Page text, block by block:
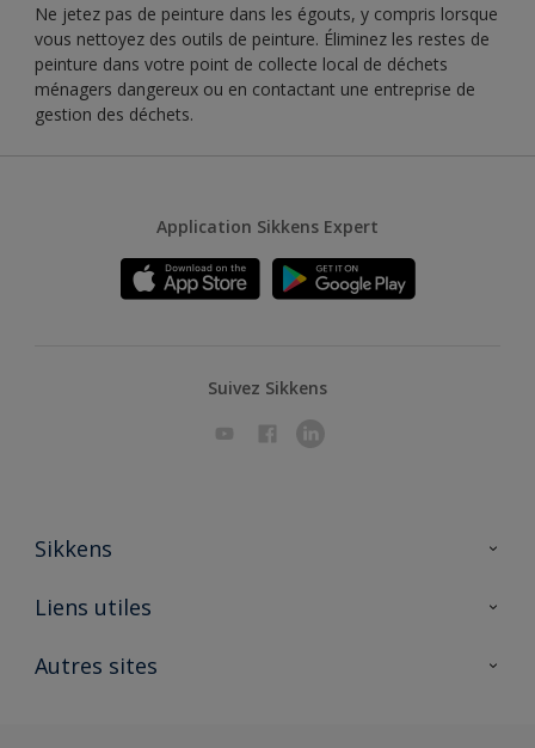
Ne jetez pas de peinture dans les égouts, y compris lorsque
vous nettoyez des outils de peinture. Éliminez les restes de
peinture dans votre point de collecte local de déchets
ménagers dangereux ou en contactant une entreprise de
gestion des déchets.
Application Sikkens Expert
Suivez Sikkens
Sikkens
A propos de Sikkens
Liens utiles
Ouvrir un magasin PASS
Autres sites